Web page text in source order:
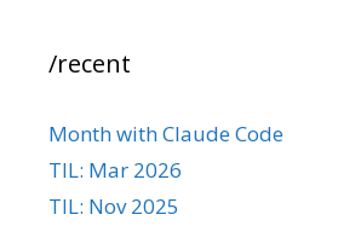
/recent
Month with Claude Code
TIL: Mar 2026
TIL: Nov 2025